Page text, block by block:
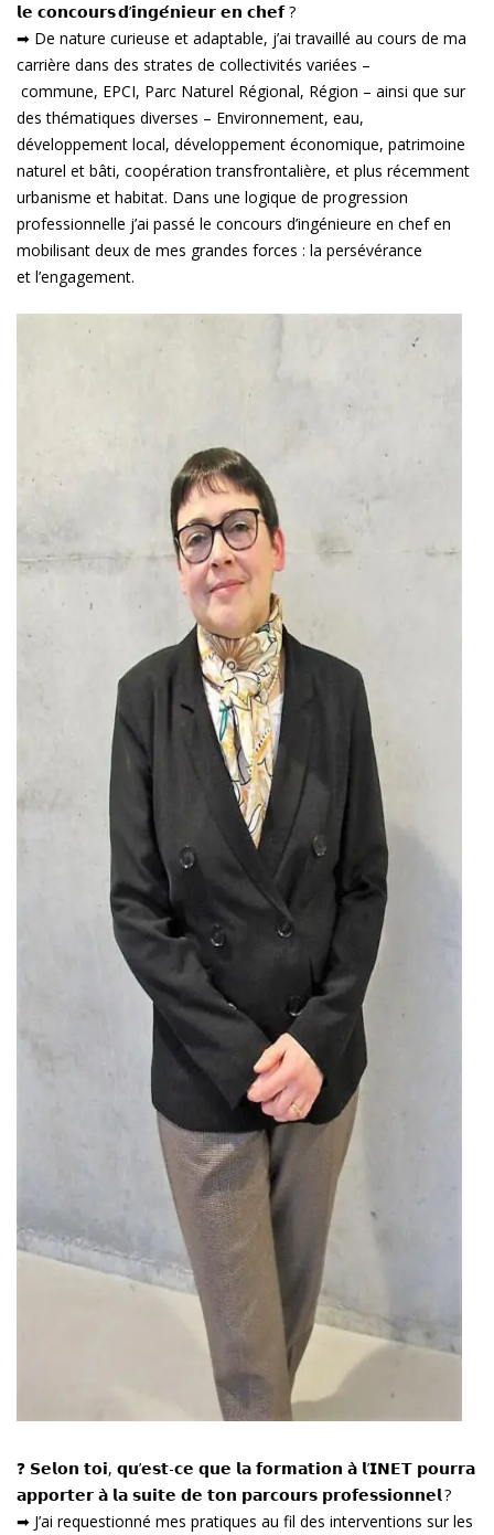
𝗹𝗲 𝗰𝗼𝗻𝗰𝗼𝘂𝗿𝘀 𝗱’𝗶𝗻𝗴𝗲́𝗻𝗶𝗲𝘂𝗿 𝗲𝗻 𝗰𝗵𝗲𝗳 ?
➡ De nature curieuse et adaptable, j’ai travaillé au cours de ma
carrière dans des strates de collectivités variées –
commune, EPCI, Parc Naturel Régional, Région – ainsi que sur
des thématiques diverses – Environnement, eau,
développement local, développement économique, patrimoine
naturel et bâti, coopération transfrontalière, et plus récemment
urbanisme et habitat. Dans une logique de progression
professionnelle j’ai passé le concours d’ingénieure en chef en
mobilisant deux de mes grandes forces : la persévérance
et l’engagement.
❓ 𝗦𝗲𝗹𝗼𝗻 𝘁𝗼𝗶, 𝗾𝘂’𝗲𝘀𝘁-𝗰𝗲 𝗾𝘂𝗲 𝗹𝗮 𝗳𝗼𝗿𝗺𝗮𝘁𝗶𝗼𝗻 𝗮̀ 𝗹’𝗜𝗡𝗘𝗧 𝗽𝗼𝘂𝗿𝗿𝗮
𝗮𝗽𝗽𝗼𝗿𝘁𝗲𝗿 𝗮̀ 𝗹𝗮 𝘀𝘂𝗶𝘁𝗲 𝗱𝗲 𝘁𝗼𝗻 𝗽𝗮𝗿𝗰𝗼𝘂𝗿𝘀 𝗽𝗿𝗼𝗳𝗲𝘀𝘀𝗶𝗼𝗻𝗻𝗲𝗹 ?
➡ J’ai requestionné mes pratiques au fil des interventions sur les